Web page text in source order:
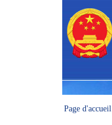
Page d'accueil